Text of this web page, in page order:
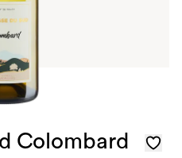
Colombard